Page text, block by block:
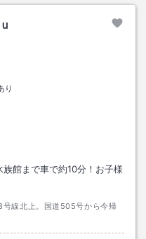
り
館まで車で約10分！お子様
線北上。国道505号から今帰